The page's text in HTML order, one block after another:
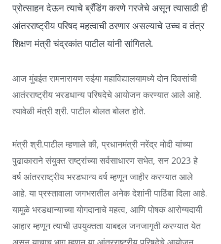
प्रोत्साहन देऊन त्याचे ब्रँडिंग करणे गरजेचे असून त्यासाठी ही
आंतरराष्ट्रीय परिषद महत्वाची ठरणार असल्याचे उच्च व तंत्र
शिक्षण मंत्री चंद्रकांत पाटील यांनी सांगितले.
आज मुंबईत रामनारायण रुईया महाविद्यालयामध्ये दोन दिवसांची
आतंरराष्ट्रीय भरडधान्य परिषदेचे आयोजन करण्यात आले आहे.
त्यावेळी मंत्री श्री. पाटील बोलत बोलत होते.
मंत्री श्री.पाटील म्हणाले की, प्रधानमंत्री नरेंद्र मोदी यांच्या
पुढाकाराने संयुक्त राष्ट्रांच्या सर्वसाधारण सभेत, सन 2023 हे
वर्ष आंतरराष्ट्रीय भरडधान्य वर्ष म्हणून जाहीर करण्यात आले
आहे. या प्रस्तावाला जगभरातील अनेक देशांनी पाठिंबा दिला आहे.
यामुळे भरडधान्याच्या योगदानाचे महत्व, आणि पोषक आरोग्यदायी
आहार म्हणून त्याची उपयुक्तता याबद्दल जनजागृती करण्यात येत